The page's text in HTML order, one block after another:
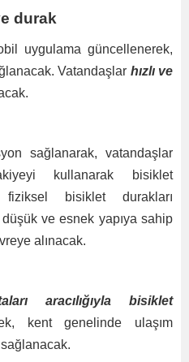
durak
uygulama güncellenerek,
Vatandaşlar hızlı ve
sağlanarak, vatandaşlar
kullanarak bisiklet
fiziksel bisiklet durakları
ve esnek yapıya sahip
alınacak.
aracılığıyla bisiklet
kent genelinde ulaşım